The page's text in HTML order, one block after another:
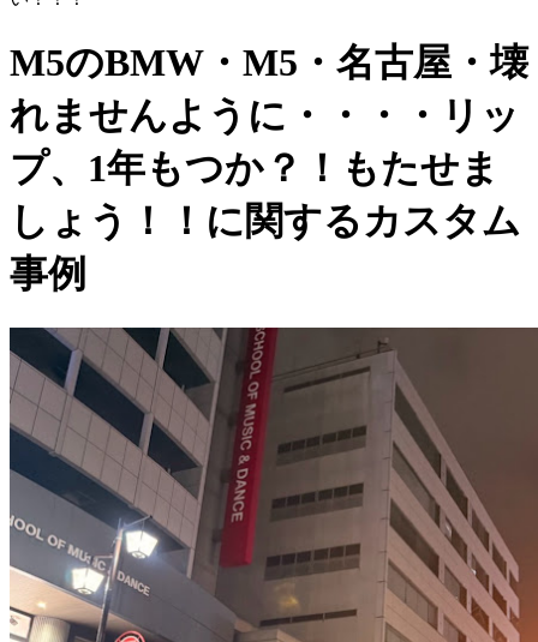
M5のBMW・M5・名古屋・壊
れませんように・・・・リッ
プ、1年もつか？！もたせま
しょう！！に関するカスタム
事例